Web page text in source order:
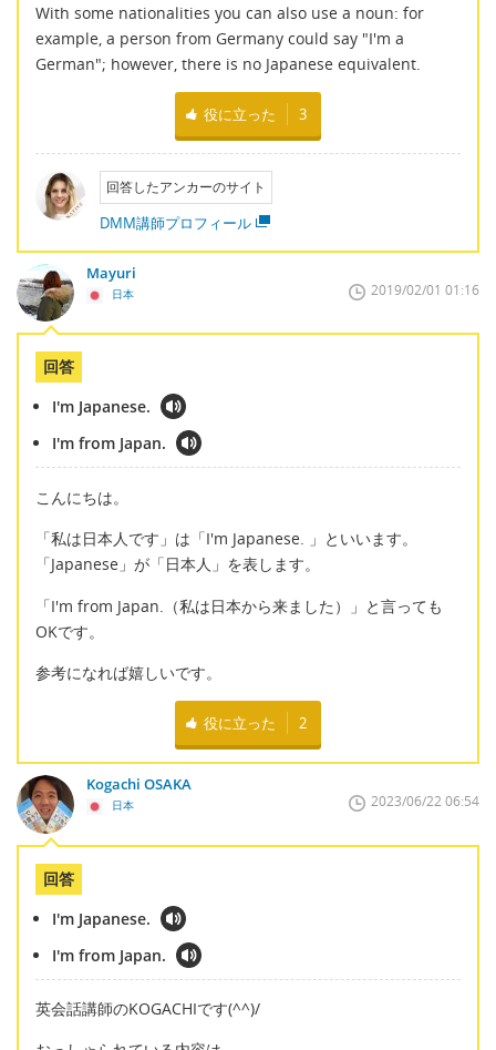
With some nationalities you can also use a noun: for
example, a person from Germany could say "I'm a
German"; however, there is no Japanese equivalent.
役に立った 3
回答したアンカーのサイト
DMM講師プロフィール
Mayuri
日本 2019/02/01 01:16
回答
I'm Japanese.
I'm from Japan.
こんにちは。
「私は日本人です」は「I'm Japanese. 」といいます。
「Japanese」が「日本人」を表します。
「I'm from Japan.（私は日本から来ました）」と言っても
OKです。
参考になれば嬉しいです。
役に立った 2
Kogachi OSAKA
日本 2023/06/22 06:54
回答
I'm Japanese.
I'm from Japan.
英会話講師のKOGACHIです(^^)/